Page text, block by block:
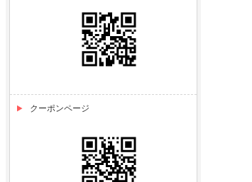
クーポンページ